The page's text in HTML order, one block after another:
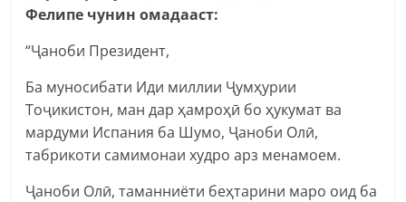
Фелипе чунин омадааст:
“Ҷаноби Президент,
Ба муносибати Иди миллии Ҷумҳурии
Тоҷикистон, ман дар ҳамроҳӣ бо ҳукумат ва
мардуми Испания ба Шумо, Ҷаноби Олӣ,
табрикоти самимонаи худро арз менамоем.
Ҷаноби Олӣ, таманниёти беҳтарини маро оид ба